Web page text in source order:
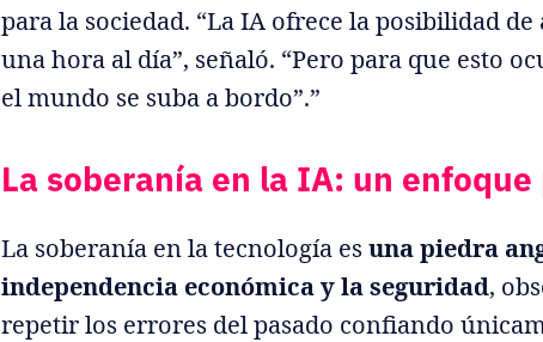
para la sociedad. “La IA ofrece la posibilidad
una hora al día”, señaló. “Pero para que esto
el mundo se suba a bordo”.”
La soberanía en la IA: un
La soberanía en la tecnología esuna piedra
independencia económica y la seguridad,
repetir los errores del pasado confiando